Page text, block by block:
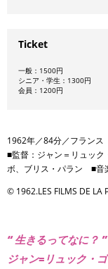
Ticket
一般：1500円
シニア・学生：1300円
会員：1200円
1962年／84分／フランス
■監督：ジャン＝リュッ
ボ、ブリス・パラン ■音
© 1962.LES FILMS DE LA
“ 生きるってなに？
ジャン=リュック・